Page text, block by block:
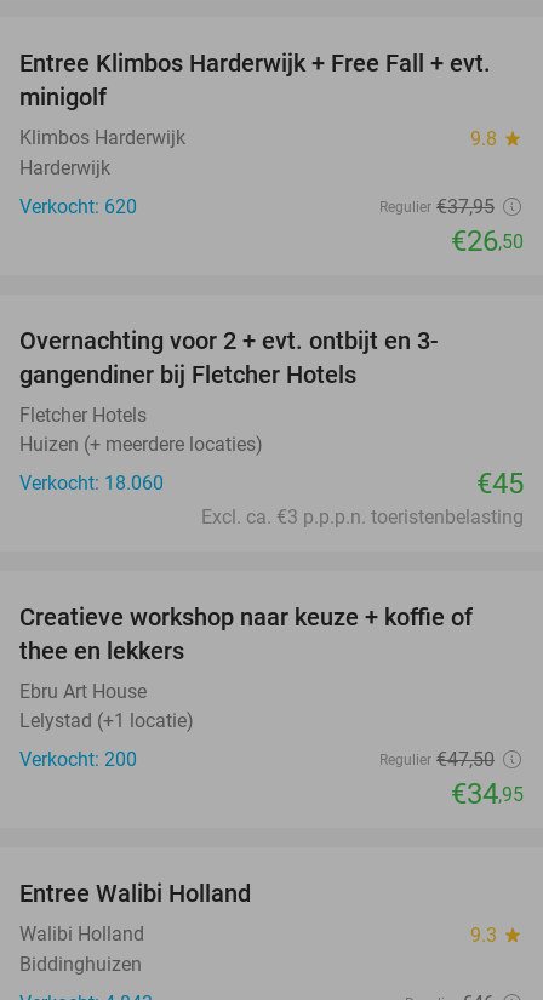
30%
Entree Klimbos Harderwijk + Free Fall + evt.
minigolf
Klimbos Harderwijk 9.8 star
Harderwijk
Verkocht: 620
Regulier €37,95
€26,50
Overnachting voor 2 + evt. ontbijt en 3-
gangendiner bij Fletcher Hotels
Fletcher Hotels
Huizen (+ meerdere locaties)
Verkocht: 18.060
€45
Excl. ca. €3 p.p.p.n. toeristenbelasting
26%
Creatieve workshop naar keuze + koffie of
thee en lekkers
Ebru Art House
Lelystad (+1 locatie)
Verkocht: 200
Regulier €47,50
€34,95
Entree Walibi Holland
Walibi Holland 9.3 star
Biddinghuizen